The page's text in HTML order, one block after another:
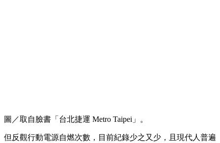
圖／取自臉書「台北捷運 Metro Taipei」。
但反觀行動電源自燃次數，目前紀錄少之又少，且現代人普遍